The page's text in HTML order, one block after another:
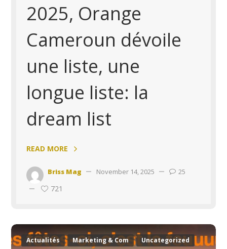
2025, Orange
Cameroun dévoile
une liste, une
longue liste: la
dream list
READ MORE
Briss Mag November 14, 2025 25
721
Actualités Marketing & Com Uncategorized